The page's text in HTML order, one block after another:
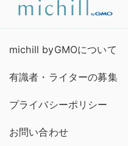
michill byGMOについて
有識者・ライターの募集
プライバシーポリシー
お問い合わせ